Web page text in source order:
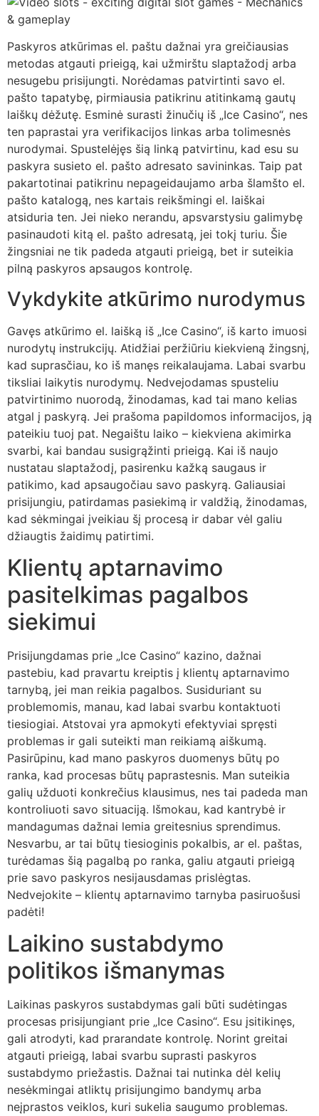
Paskyros atkūrimas el. paštu dažnai yra greičiausias
metodas atgauti prieigą, kai užmirštu slaptažodį arba
nesugebu prisijungti. Norėdamas patvirtinti savo el.
pašto tapatybę, pirmiausia patikrinu atitinkamą gautų
laiškų dėžutę. Esminė surasti žinučių iš „Ice Casino“, nes
ten paprastai yra verifikacijos linkas arba tolimesnės
nurodymai. Spustelėjęs šią linką patvirtinu, kad esu su
paskyra susieto el. pašto adresato savininkas. Taip pat
pakartotinai patikrinu nepageidaujamo arba šlamšto el.
pašto katalogą, nes kartais reikšmingi el. laiškai
atsiduria ten. Jei nieko nerandu, apsvarstysiu galimybę
pasinaudoti kitą el. pašto adresatą, jei tokį turiu. Šie
žingsniai ne tik padeda atgauti prieigą, bet ir suteikia
pilną paskyros apsaugos kontrolę.
Vykdykite atkūrimo nurodymus
Gavęs atkūrimo el. laišką iš „Ice Casino“, iš karto imuosi
nurodytų instrukcijų. Atidžiai peržiūriu kiekvieną žingsnį,
kad suprasčiau, ko iš manęs reikalaujama. Labai svarbu
tiksliai laikytis nurodymų. Nedvejodamas spusteliu
patvirtinimo nuorodą, žinodamas, kad tai mano kelias
atgal į paskyrą. Jei prašoma papildomos informacijos, ją
pateikiu tuoj pat. Negaištu laiko – kiekviena akimirka
svarbi, kai bandau susigrąžinti prieigą. Kai iš naujo
nustatau slaptažodį, pasirenku kažką saugaus ir
patikimo, kad apsaugočiau savo paskyrą. Galiausiai
prisijungiu, patirdamas pasiekimą ir valdžią, žinodamas,
kad sėkmingai įveikiau šį procesą ir dabar vėl galiu
džiaugtis žaidimų patirtimi.
Klientų aptarnavimo
pasitelkimas pagalbos
siekimui
Prisijungdamas prie „Ice Casino“ kazino, dažnai
pastebiu, kad pravartu kreiptis į klientų aptarnavimo
tarnybą, jei man reikia pagalbos. Susiduriant su
problemomis, manau, kad labai svarbu kontaktuoti
tiesiogiai. Atstovai yra apmokyti efektyviai spręsti
problemas ir gali suteikti man reikiamą aiškumą.
Pasirūpinu, kad mano paskyros duomenys būtų po
ranka, kad procesas būtų paprastesnis. Man suteikia
galių užduoti konkrečius klausimus, nes tai padeda man
kontroliuoti savo situaciją. Išmokau, kad kantrybė ir
mandagumas dažnai lemia greitesnius sprendimus.
Nesvarbu, ar tai būtų tiesioginis pokalbis, ar el. paštas,
turėdamas šią pagalbą po ranka, galiu atgauti prieigą
prie savo paskyros nesijausdamas prislėgtas.
Nedvejokite – klientų aptarnavimo tarnyba pasiruošusi
padėti!
Laikino sustabdymo
politikos išmanymas
Laikinas paskyros sustabdymas gali būti sudėtingas
procesas prisijungiant prie „Ice Casino“. Esu įsitikinęs,
gali atrodyti, kad prarandate kontrolę. Norint greitai
atgauti prieigą, labai svarbu suprasti paskyros
sustabdymo priežastis. Dažnai tai nutinka dėl kelių
nesėkmingai atliktų prisijungimo bandymų arba
neįprastos veiklos, kuri sukelia saugumo problemas.